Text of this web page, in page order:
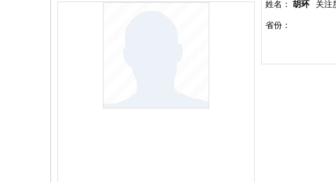
姓名： 胡环 关注
省份：